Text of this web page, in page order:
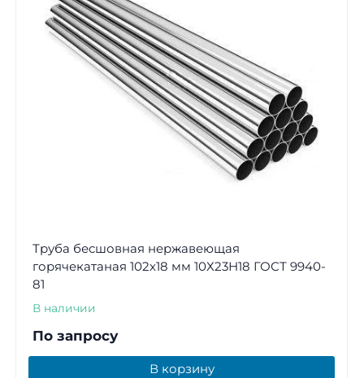
Труба бесшовная нержавеющая
горячекатаная 102х18 мм 10Х23Н18 ГОСТ 9940-
81
В наличии
По запросу
В корзину